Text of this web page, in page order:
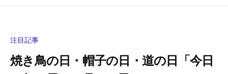
注目記事
焼き鳥の日・帽子の日・道の日「今日